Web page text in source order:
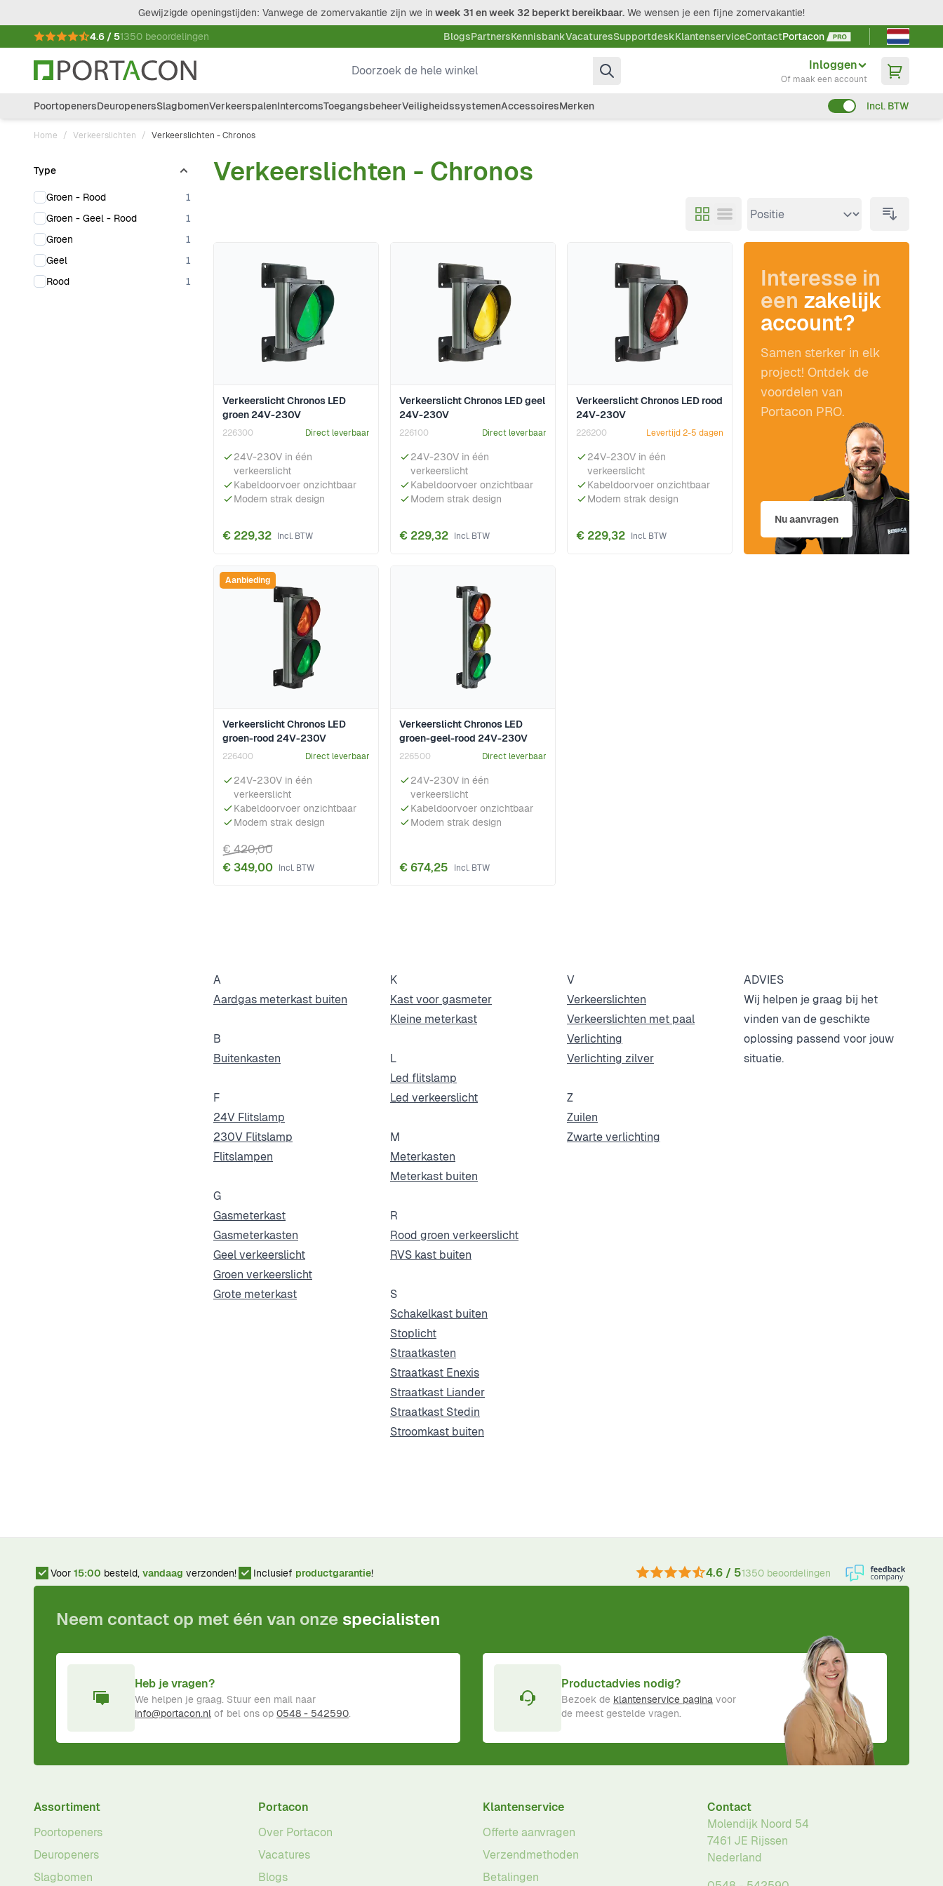
Gewijzigde openingstijden: Vanwege de zomervakantie zijn we in week 31 en week 32 beperkt bereikbaar. We wensen je een fijne zomervakantie!
4.6 / 51350 beoordelingen BlogsPartnersKennisbankVacaturesSupportdeskKlantenserviceContactPortacon
Taal kiezen
Doorzoek de hele winkel
Inloggen
Of maak een account
PoortopenersDeuropenersSlagbomenVerkeerspalenIntercomsToegangsbeheerVeiligheidssystemenAccessoiresMerken Incl. BTW
Home / Verkeerslichten / Verkeerslichten - Chronos
Doorgaan naar productlijst
Type
Groen - Rood 1
Groen - Geel - Rood
1
Groen
1
Geel
1 products available
Rood
1 products available
Verkeerslichten - Chronos
Verkeerslicht Chronos LED
groen 24V-230V
226300 Direct leverbaar
24V-230V in één
verkeerslicht
Kabeldoorvoer onzichtbaar
Modern strak design
€ 229,32
Verkeerslicht Chronos LED geel
24V-230V
226100 Direct leverbaar
24V-230V in één
verkeerslicht
Kabeldoorvoer onzichtbaar
Modern strak design
€ 229,32
Verkeerslicht Chronos LED rood
24V-230V
226200 Levertijd 2-5 dagen
24V-230V in één
verkeerslicht
Kabeldoorvoer onzichtbaar
Modern strak design
€ 229,32
Verkeerslicht Chronos LED
groen-rood 24V-230V
226400 Direct leverbaar
24V-230V in één
verkeerslicht
Kabeldoorvoer onzichtbaar
Modern strak design
€ 349,00
€ 420,00
Aanbieding
Verkeerslicht Chronos LED
groen-geel-rood 24V-230V
226500 Direct leverbaar
24V-230V in één
verkeerslicht
Kabeldoorvoer onzichtbaar
Modern strak design
€ 674,25
Interesse in
een zakelijk
account?
Samen sterker in elk
project! Ontdek de
voordelen van
Portacon PRO.
Nu aanvragen
A
Aardgas meterkast buiten
B
Buitenkasten
F
24V Flitslamp
230V Flitslamp
Flitslampen
G
Gasmeterkast
Gasmeterkasten
Geel verkeerslicht
Groen verkeerslicht
Grote meterkast
K
Kast voor gasmeter
Kleine meterkast
L
Led flitslamp
Led verkeerslicht
M
Meterkasten
Meterkast buiten
R
Rood groen verkeerslicht
RVS kast buiten
S
Schakelkast buiten
Stoplicht
Straatkasten
Straatkast Enexis
Straatkast Liander
Straatkast Stedin
Stroomkast buiten
V
Verkeerslichten
Verkeerslichten met paal
Verlichting
Verlichting zilver
Z
Zuilen
Zwarte verlichting
ADVIES
Wij helpen je graag bij het
vinden van de geschikte
oplossing passend voor jouw
situatie.
Voor 15:00 besteld, vandaag verzonden! Inclusief productgarantie! 4.6 / 51350 beoordelingen
Neem contact op met één van onze specialisten
Heb je vragen?
We helpen je graag. Stuur een mail naar
info@portacon.nl of bel ons op 0548 - 542590.
Productadvies nodig?
Bezoek de klantenservice pagina voor
de meest gestelde vragen.
Assortiment
Poortopeners
Deuropeners
Slagbomen
Portacon
Over Portacon
Vacatures
Blogs
Klantenservice
Offerte aanvragen
Verzendmethoden
Betalingen
Contact
Molendijk Noord 54
7461 JE Rijssen
Nederland